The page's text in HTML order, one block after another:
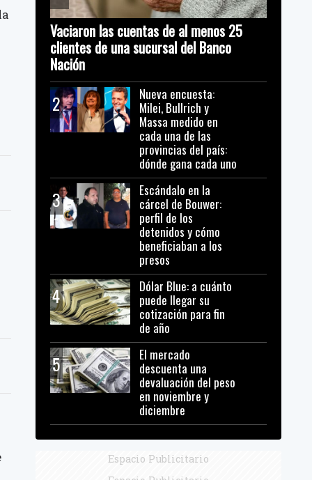
Vaciaron las cuentas de al menos 25
clientes de una sucursal del Banco
Nación
2
Nueva encuesta:
Milei, Bullrich y
Massa medido en
cada una de las
provincias del país:
dónde gana cada uno
3
Escándalo en la
cárcel de Bouwer:
perfil de los
detenidos y cómo
beneficiaban a los
presos
4
Dólar Blue: a cuánto
puede llegar su
cotización para fin
de año
5
El mercado
descuenta una
devaluación del peso
en noviembre y
diciembre
Espacio Publicitario